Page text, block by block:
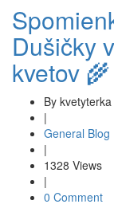
Dušičky
kvetov 🌾
By kvetyterka
|
General Blog
|
1328 Views
|
0 Comment